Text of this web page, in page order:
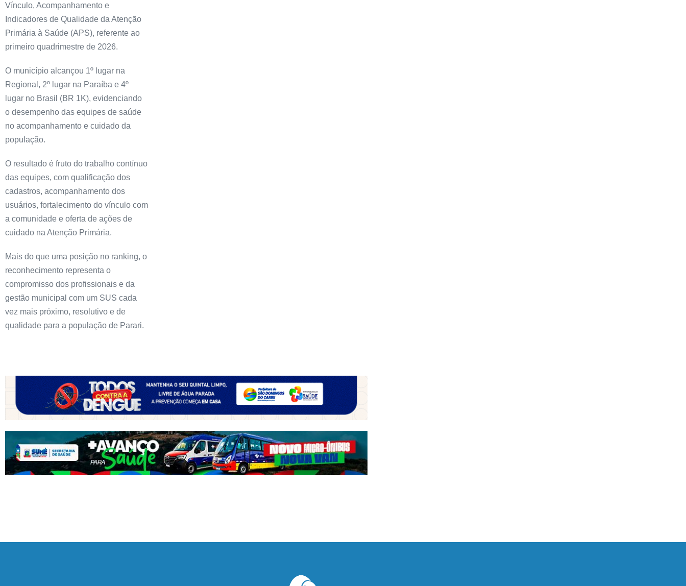
Vínculo, Acompanhamento e
Indicadores de Qualidade da Atenção
Primária à Saúde (APS), referente ao
primeiro quadrimestre de 2026.
O município alcançou 1º lugar na
Regional, 2º lugar na Paraíba e 4º
lugar no Brasil (BR 1K), evidenciando
o desempenho das equipes de saúde
no acompanhamento e cuidado da
população.
O resultado é fruto do trabalho contínuo
das equipes, com qualificação dos
cadastros, acompanhamento dos
usuários, fortalecimento do vínculo com
a comunidade e oferta de ações de
cuidado na Atenção Primária.
Mais do que uma posição no ranking, o
reconhecimento representa o
compromisso dos profissionais e da
gestão municipal com um SUS cada
vez mais próximo, resolutivo e de
qualidade para a população de Parari.